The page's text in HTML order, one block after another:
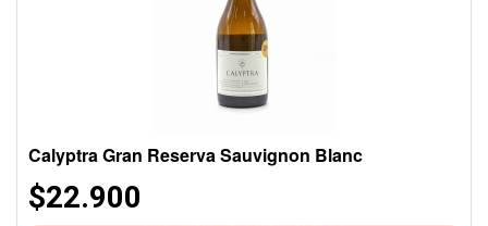
Calyptra Gran Reserva Sauvignon Blanc
$22.900